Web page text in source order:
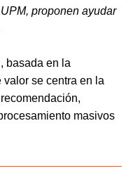
proponen ayudar
basada en la
valor se centra en la
masivos